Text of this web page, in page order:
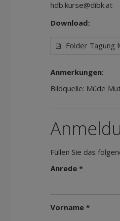
hdb.kurse@dibk.at
Download:
Folder Tagung
Anmerkungen:
Bildquelle: Müde
Füllen Sie das
Anrede *
Vorname *